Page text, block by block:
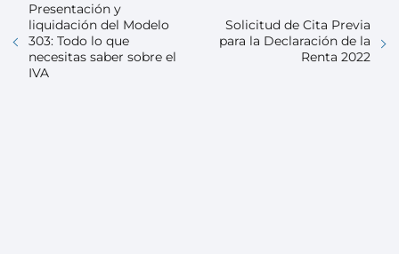
Presentación y
liquidación del Modelo
303: Todo lo que
necesitas saber sobre el
IVA
Solicitud de Cita Previa
para la Declaración de la
Renta 2022